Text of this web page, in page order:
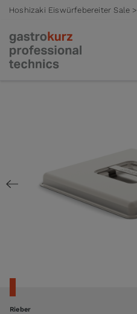
Hoshizaki Eiswürfebereiter Sale >
Rieber